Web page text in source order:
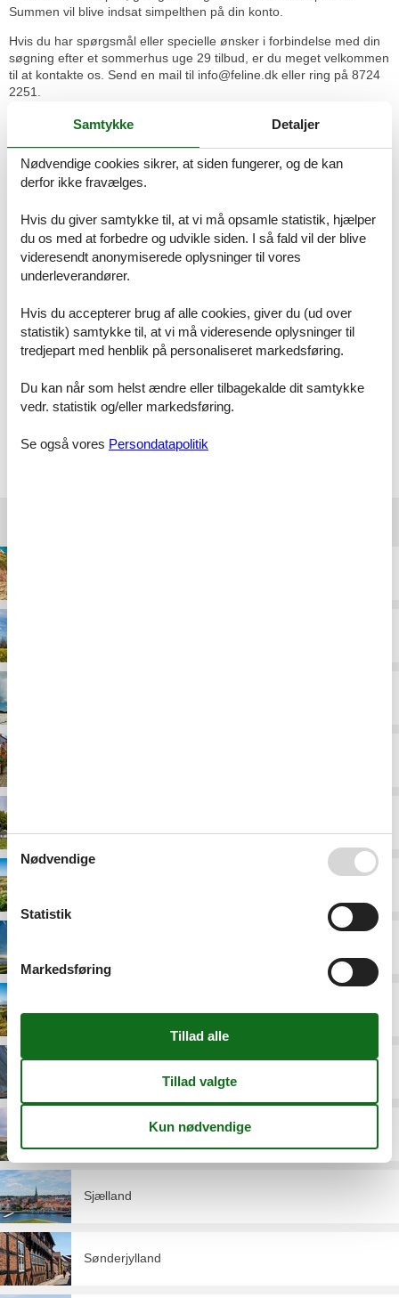
Summen vil blive indsat simpelthen på din konto.
Hvis du har spørgsmål eller specielle ønsker i forbindelse med din
søgning efter et sommerhus uge 29 tilbud, er du meget velkommen
til at kontakte os. Send en mail til info@feline.dk eller ring på 8724
2251.
Kundevurderinger af Feline Holidays
Fik super service og hurtig ekspedition samt alt hvad
Hurtig og effektivt. Ringede tilbage som aftalt i forhold
gange og fik fint forklaret det jeg var i tvivl om som
"første-gangs" lejer.
Vi har igen booket ved Feline alt var som forventet.
Vælg mellem 17 sommerhuse
Sjælland
Sønderjylland
Samtykke Detaljer
Nødvendige cookies sikrer, at siden fungerer, og de kan
derfor ikke fravælges.
Hvis du giver samtykke til, at vi må opsamle statistik, hjælper
du os med at forbedre og udvikle siden. I så fald vil der blive
videresendt anonymiserede oplysninger til vores
underleverandører.
Hvis du accepterer brug af alle cookies, giver du (ud over
statistik) samtykke til, at vi må videresende oplysninger til
tredjepart med henblik på personaliseret markedsføring.
Du kan når som helst ændre eller tilbagekalde dit samtykke
vedr. statistik og/eller markedsføring.
Se også vores Persondatapolitik
Nødvendige
Statistik
Markedsføring